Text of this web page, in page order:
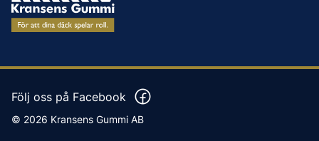
Våra Verkstäder
Press
Följ oss på Facebook
© 2026 Kransens Gummi AB